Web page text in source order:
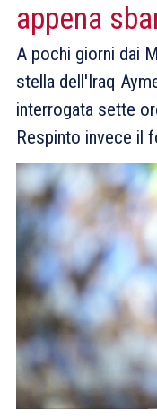
appena
A pochi giorni dai
stella dell'Iraq
interrogata sette
Respinto invece il